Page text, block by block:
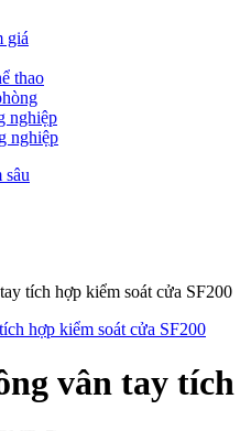
giá
thao
nghiệp
nghiệp
tích hợp kiểm soát cửa SF200
vân tay